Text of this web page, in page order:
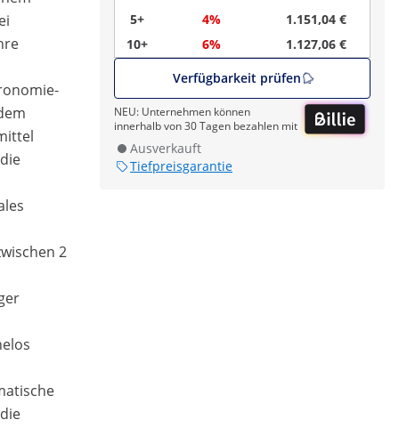
5+
4%
1.151,04 €
10+
6%
1.127,06 €
Verfügbarkeit prüfen
NEU: Unternehmen können
innerhalb von 30 Tagen bezahlen mit
Ausverkauft
Tiefpreisgarantie
2